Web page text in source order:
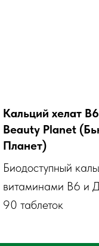
Кальций хелат
Beauty Planet
Планет)
Биодоступный
витаминами В6 и
90 таблеток